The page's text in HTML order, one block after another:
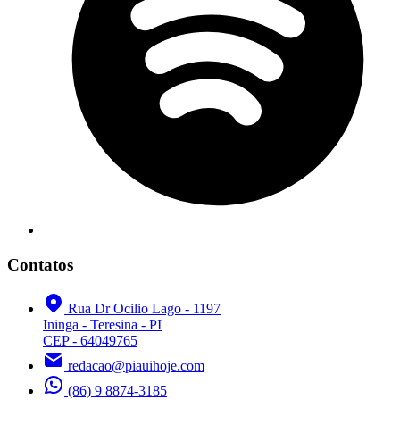
Contatos
Rua Dr Ocilio Lago - 1197
Ininga - Teresina - PI
CEP - 64049765
redacao@piauihoje.com
(86) 9 8874-3185